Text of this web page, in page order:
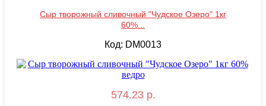
Сыр творожный сливочный "Чудское Озеро" 1кг
60%...
Код: DM0013
574.23 р.